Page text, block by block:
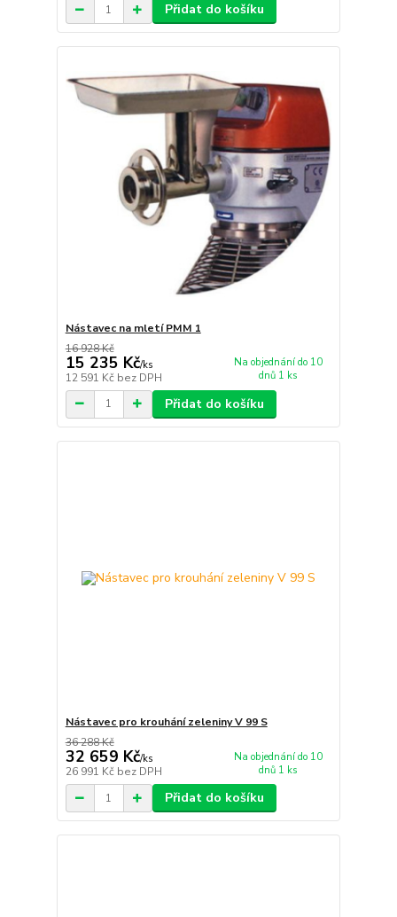
Přidat do košíku
Nástavec na mletí PMM 1
16 928 Kč
15 235 Kč/ks
12 591 Kč bez DPH
Na objednání do 10
dnů 1 ks
Přidat do košíku
Nástavec pro krouhání zeleniny V 99 S
36 288 Kč
32 659 Kč/ks
26 991 Kč bez DPH
Na objednání do 10
dnů 1 ks
Přidat do košíku